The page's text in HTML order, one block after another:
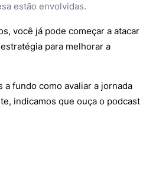
estão envolvidas.
você já pode começar a atacar
para melhorar a
a fundo como avaliar a jornada
indicamos que ouça o podcast